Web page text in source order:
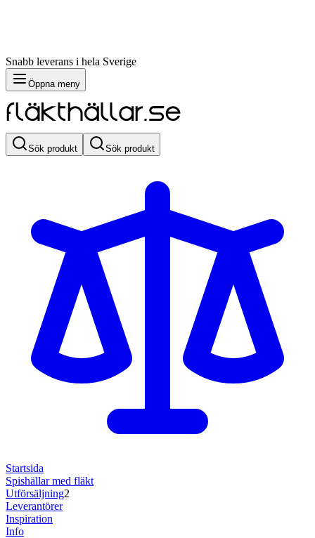
Snabb leverans i hela Sverige
Öppna meny
Sök produkt Sök produkt
Startsida
Spishällar med fläkt
Utförsäljning2
Leverantörer
Inspiration
Info